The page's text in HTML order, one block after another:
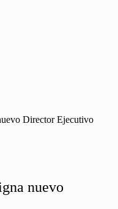
Director Ejecutivo
nuevo